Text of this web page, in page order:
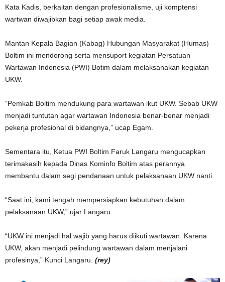
Kata Kadis, berkaitan dengan profesionalisme, uji komptensi
wartwan diwajibkan bagi setiap awak media.
Mantan Kepala Bagian (Kabag) Hubungan Masyarakat (Humas)
Boltim ini mendorong serta mensuport kegiatan Persatuan
Wartawan Indonesia (PWI) Botim dalam melaksanakan kegiatan
UKW.
“Pemkab Boltim mendukung para wartawan ikut UKW. Sebab UKW
menjadi tuntutan agar wartawan Indonesia benar-benar menjadi
pekerja profesional di bidangnya,” ucap Egam.
Sementara itu, Ketua PWI Boltim Faruk Langaru mengucapkan
terimakasih kepada Dinas Kominfo Boltim atas perannya
membantu dalam segi pendanaan untuk pelaksanaan UKW nanti.
“Saat ini, kami tengah mempersiapkan kebutuhan dalam
pelaksanaan UKW,” ujar Langaru.
“UKW ini menjadi hal wajib yang harus diikuti wartawan. Karena
UKW, akan menjadi pelindung wartawan dalam menjalani
profesinya,” Kunci Langaru. (rey)